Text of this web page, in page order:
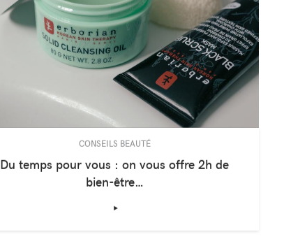
CONSEILS BEAUTÉ
Du temps pour vous : on vous offre 2h de
bien-être…
‣